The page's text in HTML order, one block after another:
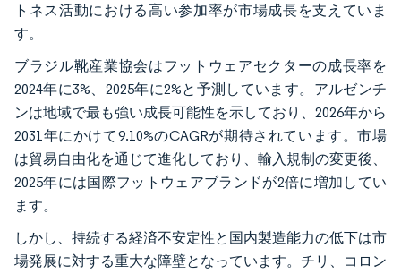
トネス活動における高い参加率が市場成長を支えていま
す。
ブラジル靴産業協会はフットウェアセクターの成長率を
2024年に3%、2025年に2%と予測しています。アルゼンチ
ンは地域で最も強い成長可能性を示しており、2026年から
2031年にかけて9.10%のCAGRが期待されています。市場
は貿易自由化を通じて進化しており、輸入規制の変更後、
2025年には国際フットウェアブランドが2倍に増加してい
ます。
しかし、持続する経済不安定性と国内製造能力の低下は市
場発展に対する重大な障壁となっています。チリ、コロン